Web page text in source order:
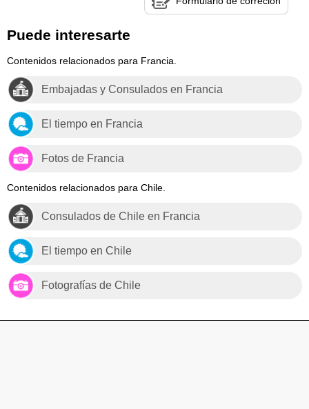
Puede interesarte
Contenidos relacionados para Francia.
Embajadas y Consulados en Francia
El tiempo en Francia
Fotos de Francia
Contenidos relacionados para Chile.
Consulados de Chile en Francia
El tiempo en Chile
Fotografías de Chile